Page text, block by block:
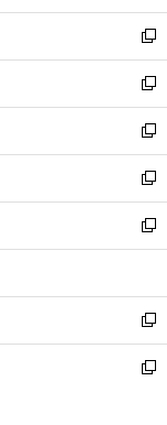
開
く
ウ
で
開
く
ン
ド
ウ
で
開
く
ウ
ィ
ン
ド
ウ
で
開
く
新
し
い
ウ
ィ
ン
ド
ウ
で
開
新
し
い
ウ
ィ
ン
ド
ウ
開
く
新
し
い
ウ
ィ
ン
ウ
で
開
く
新
し
い
ウ
ン
ド
ウ
で
新
し
ウ
ィ
ン
ド
新
し
い
新